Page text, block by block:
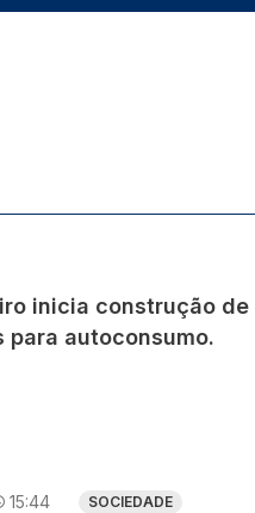
inicia construção
autoconsumo.
15:44 SOCIEDADE